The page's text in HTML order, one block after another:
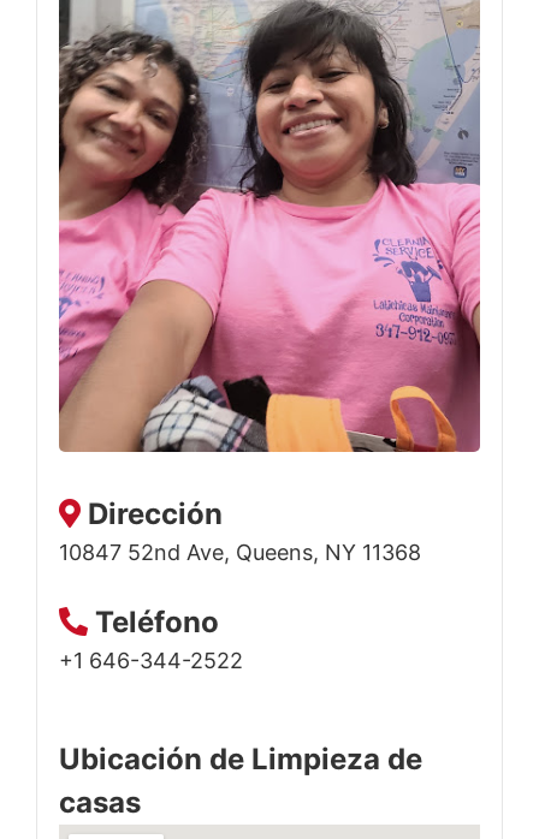
Dirección
10847 52nd Ave, Queens, NY 11368
Teléfono
+1 646-344-2522
Ubicación de Limpieza de
casas